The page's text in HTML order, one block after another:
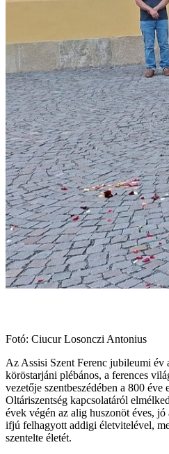
Fotó: Ciucur Losonczi Antonius
Az Assisi Szent Ferenc jubileumi év
köröstarjáni plébános, a ferences
vezetője szentbeszédében a 800 éve
Oltáriszentség kapcsolatáról
évek végén az alig huszonöt éves,
ifjú felhagyott addigi életvitelével,
szentelte életét.